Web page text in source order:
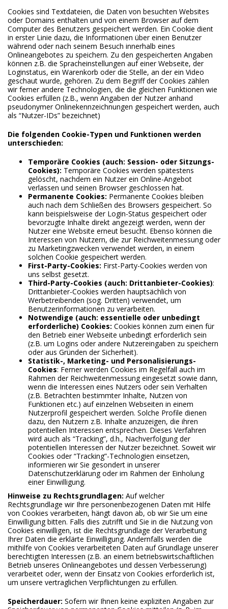
Cookies sind Textdateien, die Daten von besuchten Websites
oder Domains enthalten und von einem Browser auf dem
Computer des Benutzers gespeichert werden. Ein Cookie dient
in erster Linie dazu, die Informationen über einen Benutzer
während oder nach seinem Besuch innerhalb eines
Onlineangebotes zu speichern. Zu den gespeicherten Angaben
können z.B. die Spracheinstellungen auf einer Webseite, der
Loginstatus, ein Warenkorb oder die Stelle, an der ein Video
geschaut wurde, gehören. Zu dem Begriff der Cookies zählen
wir ferner andere Technologien, die die gleichen Funktionen wie
Cookies erfüllen (z.B., wenn Angaben der Nutzer anhand
pseudonymer Onlinekennzeichnungen gespeichert werden, auch
als “Nutzer-IDs” bezeichnet)
Die folgenden Cookie-Typen und Funktionen werden
unterschieden:
Temporäre Cookies (auch: Session- oder Sitzungs-
Cookies): Temporäre Cookies werden spätestens
gelöscht, nachdem ein Nutzer ein Online-Angebot
verlassen und seinen Browser geschlossen hat.
Permanente Cookies: Permanente Cookies bleiben
auch nach dem Schließen des Browsers gespeichert. So
kann beispielsweise der Login-Status gespeichert oder
bevorzugte Inhalte direkt angezeigt werden, wenn der
Nutzer eine Website erneut besucht. Ebenso können die
Interessen von Nutzern, die zur Reichweitenmessung oder
zu Marketingzwecken verwendet werden, in einem
solchen Cookie gespeichert werden.
First-Party-Cookies: First-Party-Cookies werden von
uns selbst gesetzt.
Third-Party-Cookies (auch: Drittanbieter-Cookies):
Drittanbieter-Cookies werden hauptsächlich von
Werbetreibenden (sog. Dritten) verwendet, um
Benutzerinformationen zu verarbeiten.
Notwendige (auch: essentielle oder unbedingt
erforderliche) Cookies: Cookies können zum einen für
den Betrieb einer Webseite unbedingt erforderlich sein
(z.B. um Logins oder andere Nutzereingaben zu speichern
oder aus Gründen der Sicherheit).
Statistik-, Marketing- und Personalisierungs-
Cookies: Ferner werden Cookies im Regelfall auch im
Rahmen der Reichweitenmessung eingesetzt sowie dann,
wenn die Interessen eines Nutzers oder sein Verhalten
(z.B. Betrachten bestimmter Inhalte, Nutzen von
Funktionen etc.) auf einzelnen Webseiten in einem
Nutzerprofil gespeichert werden. Solche Profile dienen
dazu, den Nutzern z.B. Inhalte anzuzeigen, die ihren
potentiellen Interessen entsprechen. Dieses Verfahren
wird auch als “Tracking”, d.h., Nachverfolgung der
potentiellen Interessen der Nutzer bezeichnet. Soweit wir
Cookies oder “Tracking”-Technologien einsetzen,
informieren wir Sie gesondert in unserer
Datenschutzerklärung oder im Rahmen der Einholung
einer Einwilligung.
Hinweise zu Rechtsgrundlagen: Auf welcher
Rechtsgrundlage wir Ihre personenbezogenen Daten mit Hilfe
von Cookies verarbeiten, hängt davon ab, ob wir Sie um eine
Einwilligung bitten. Falls dies zutrifft und Sie in die Nutzung von
Cookies einwilligen, ist die Rechtsgrundlage der Verarbeitung
Ihrer Daten die erklärte Einwilligung. Andernfalls werden die
mithilfe von Cookies verarbeiteten Daten auf Grundlage unserer
berechtigten Interessen (z.B. an einem betriebswirtschaftlichen
Betrieb unseres Onlineangebotes und dessen Verbesserung)
verarbeitet oder, wenn der Einsatz von Cookies erforderlich ist,
um unsere vertraglichen Verpflichtungen zu erfüllen.
Speicherdauer: Sofern wir Ihnen keine expliziten Angaben zur